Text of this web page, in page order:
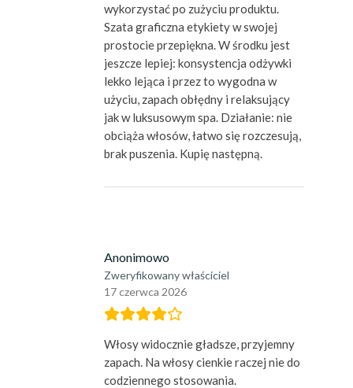
wykorzystać po zużyciu produktu.
Szata graficzna etykiety w swojej
prostocie przepiękna. W środku jest
jeszcze lepiej: konsystencja odżywki
lekko lejąca i przez to wygodna w
użyciu, zapach obłędny i relaksujący
jak w luksusowym spa. Działanie: nie
obciąża włosów, łatwo się rozczesują,
brak puszenia. Kupię następną.
Anonimowo
Zweryfikowany właściciel
17 czerwca 2026
Włosy widocznie gładsze, przyjemny
zapach. Na włosy cienkie raczej nie do
codziennego stosowania.